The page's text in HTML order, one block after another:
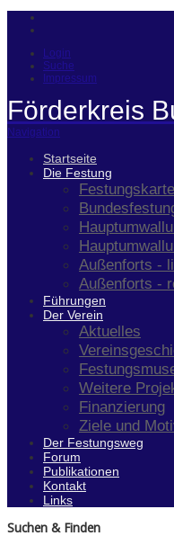
Login
Suche
Impressum
Förderkreis
Navigation
Startseite
Die Festung
Festungskarte
Außenforts -
Außenforts -
Führungen
Der Verein
Aktuelles
Weitere
Finanzierung
Ziele und
Der Festungsweg
Forum
Publikationen
Kontakt
Links
Suchen & Finden